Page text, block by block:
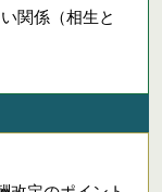
関係（相生と